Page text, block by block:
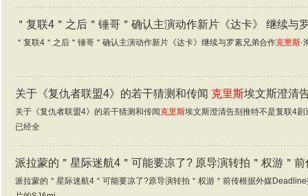
＂复联4＂之后＂锤哥＂确认主演动作新片《达卡》 继续与
＂复联4＂之后＂锤哥＂确认主演动作新片《达卡》继续与罗素兄弟合作克里斯·
关于《复仇者联盟4》的若干猜测和传闻 克里斯埃文斯澄清
关于《复仇者联盟4》的若干猜测和传闻 克里斯埃文斯澄清告别推特不是复联4剧
已经全
派拉蒙的＂星际迷航4＂可能要凉了? 原导演转拍＂权游＂前
派拉蒙的＂星际迷航4＂可能要凉了?原导演转拍＂权游＂前传根据外媒